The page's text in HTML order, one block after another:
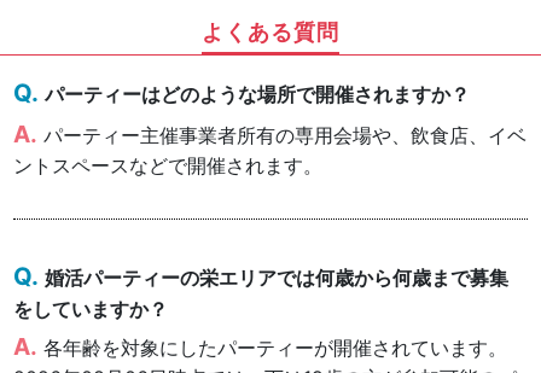
よくある質問
パーティーはどのような場所で開催されますか？
パーティー主催事業者所有の専用会場や、飲食店、イベ
ントスペースなどで開催されます。
婚活パーティーの栄エリアでは何歳から何歳まで募集
をしていますか？
各年齢を対象にしたパーティーが開催されています。